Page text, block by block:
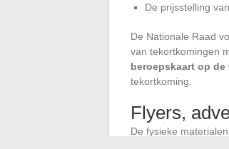
De prijsstelling
De Nationale Raad
van tekortkomingen
beroepskaart op
tekortkoming.
Flyers,
De fysieke